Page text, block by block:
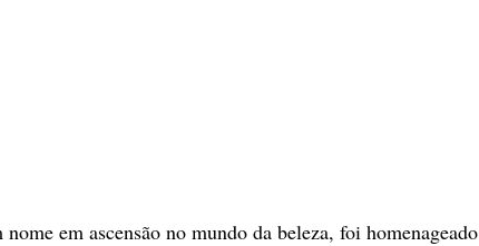
em ascensão no mundo da beleza, foi homenageado